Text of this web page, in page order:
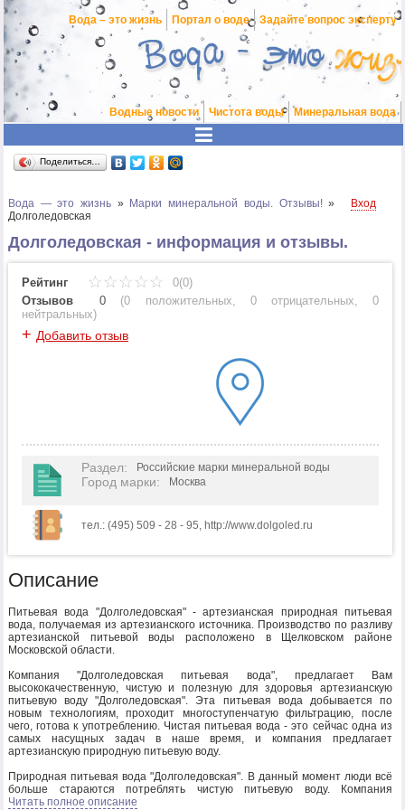
Вода – это жизнь Портал о воде Задайте вопрос эксперту
Водные новости Чистота воды Минеральная вода
Поделиться…
Вода — это жизнь » Марки минеральной воды. Отзывы!»
Долголедовская
Вход
Долголедовская - информация и отзывы.
Рейтинг
0(0)
Отзывов
0 (0 положительных, 0 отрицательных,0
нейтральных)
+ Добавить отзыв
Раздел: Российские марки минеральной воды
Город марки: Москва
тел.: (495) 509 - 28 - 95, http://www.dolgoled.ru
Описание
Питьевая вода "Долголедовская" - артезианская природная питьевая
вода, получаемая из артезианского источника. Производство по разливу
артезианской питьевой воды расположено в Щелковском районе
Московской области.
Компания "Долголедовская питьевая вода", предлагает Вам
высококачественную, чистую и полезную для здоровья артезианскую
питьевую воду "Долголедовская". Эта питьевая вода добывается по
новым технологиям, проходит многоступенчатую фильтрацию, после
чего, готова к употреблению. Чистая питьевая вода - это сейчас одна из
самых насущных задач в наше время, и компания предлагает
артезианскую природную питьевую воду.
Природная питьевая вода "Долголедовская". В данный момент люди всё
больше стараются потреблять чистую питьевую воду. Компания
Долголедовская обеспечивает тысячи людей чистой бутилированной
Читать полное описание